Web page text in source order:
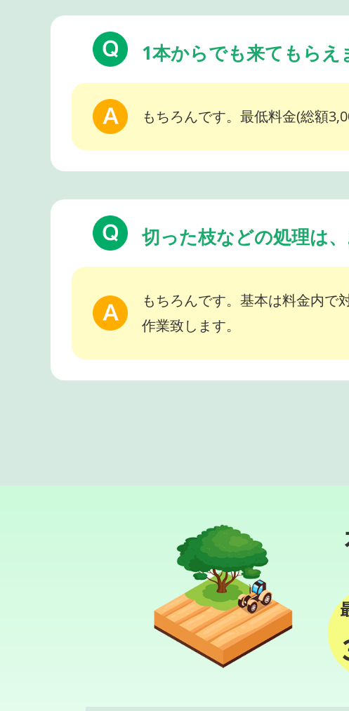
1本からでも来てもらえ
もちろんです。最低料金(総額
切った枝などの処理は
もちろんです。基本は料金内で
作業致します。